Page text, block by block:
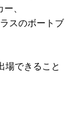
、
スのボートブ
場できること